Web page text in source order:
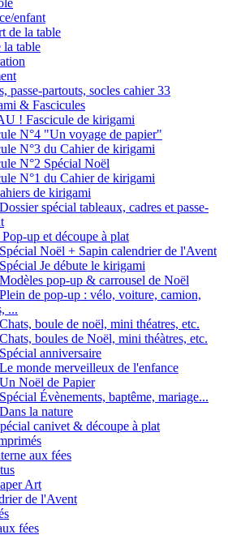
enfant
de la table
la table
passe-partouts, socles cahier 33
& Fascicules
! Fascicule de kirigami
N°4 "Un voyage de papier"
N°3 du Cahier de kirigami
N°2 Spécial Noël
N°1 du Cahier de kirigami
de kirigami
spécial tableaux, cadres et passe-
up et découpe à plat
Noël + Sapin calendrier de l'Avent
Je débute le kirigami
pop-up & carrousel de Noël
de pop-up : vélo, voiture, camion,
...
boule de noël, mini théatres, etc.
boules de Noël, mini théàtres, etc.
anniversaire
monde merveilleux de l'enfance
Noël de Papier
Évènements, baptême, mariage...
la nature
canivet & découpe à plat
aux fées
Art
de l'Avent
fées